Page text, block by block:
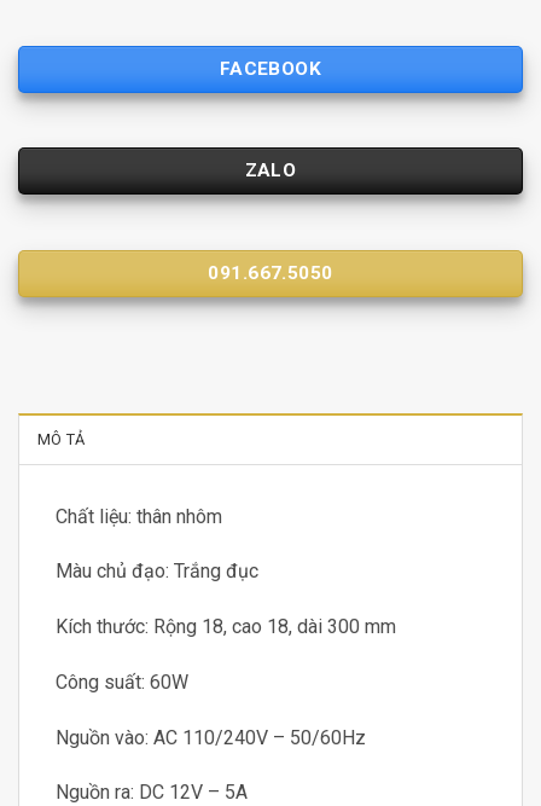
FACEBOOK
ZALO
091.667.5050
MÔ TẢ
Chất liệu: thân nhôm
Màu chủ đạo: Trắng đục
Kích thước: Rộng 18, cao 18, dài 300 mm
Công suất: 60W
Nguồn vào: AC 110/240V – 50/60Hz
Nguồn ra: DC 12V – 5A